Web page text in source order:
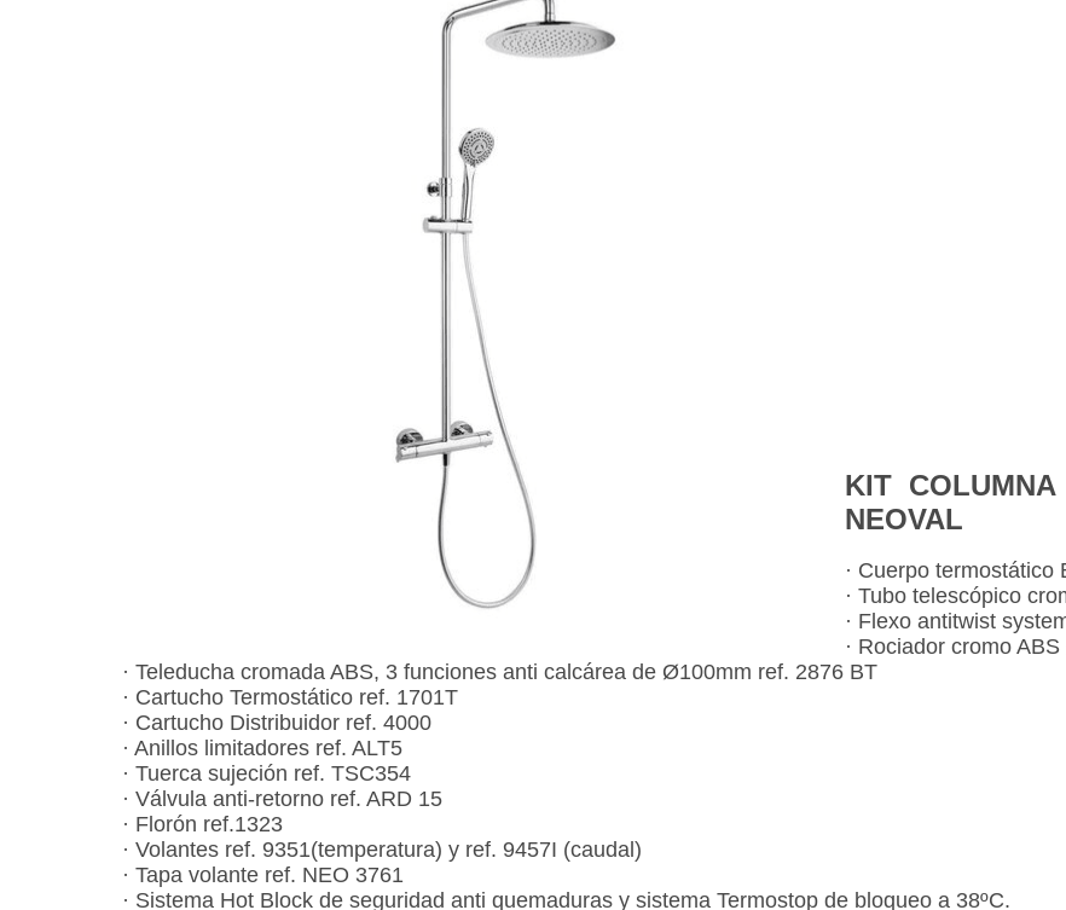
KIT
NEOVAL
· Cuerpo
· Tubo telescópico
· Flexo antitwist
· Rociador cromo
· Teleducha cromada ABS, 3 funciones anti calcárea de Ø100mm ref. 2876 BT
· Cartucho Termostático ref. 1701T
· Cartucho Distribuidor ref. 4000
· Anillos limitadores ref. ALT5
· Tuerca sujeción ref. TSC354
· Válvula anti-retorno ref. ARD 15
· Florón ref.1323
· Volantes ref. 9351(temperatura) y ref. 9457I (caudal)
· Tapa volante ref. NEO 3761
· Sistema Hot Block de seguridad anti quemaduras y sistema Termostop de bloqueo a 38ºC.